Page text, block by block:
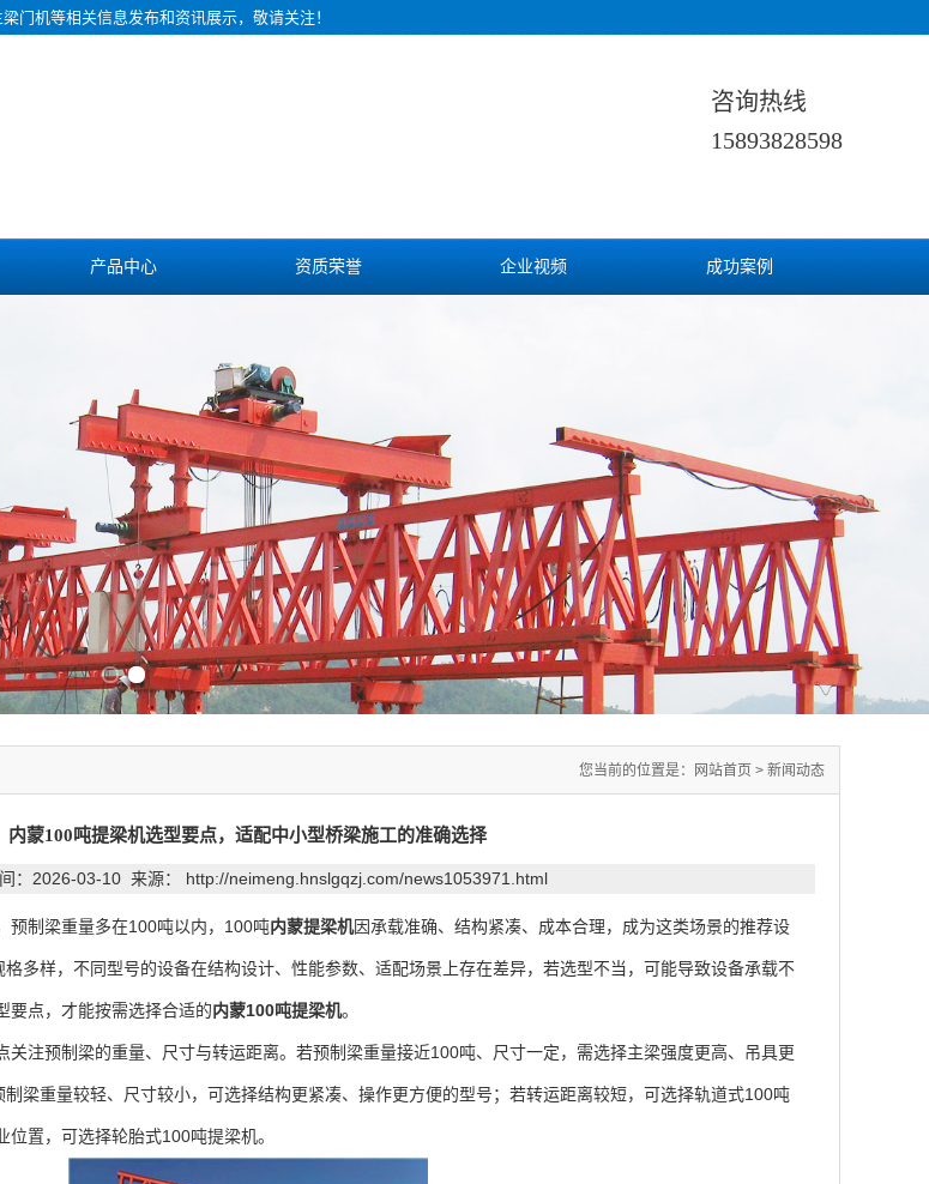
门机等相关信息发布和资讯展示，敬请关注！
咨询热线
15893828598
产品中心 资质荣誉 企业视频 成功案例
您当前的位置是： 网站首页 > 新闻动态
内蒙100吨提梁机选型要点，适配中小型桥梁施工的准确选择
：2026-03-10 来源： http://neimeng.hnslgqzj.com/news1053971.html
制梁重量多在100吨以内，100吨内蒙提梁机因承载准确、结构紧凑、成本合理，成为这类场景的推荐设
格多样，不同型号的设备在结构设计、性能参数、适配场景上存在差异，若选型不当，可能导致设备承载不
要点，才能按需选择合适的内蒙100吨提梁机。
预制梁的重量、尺寸与转运距离。若预制梁重量接近100吨、尺寸一定，需选择主梁强度更高、吊具更
梁重量较轻、尺寸较小，可选择结构更紧凑、操作更方便的型号；若转运距离较短，可选择轨道式100吨
置，可选择轮胎式100吨提梁机。